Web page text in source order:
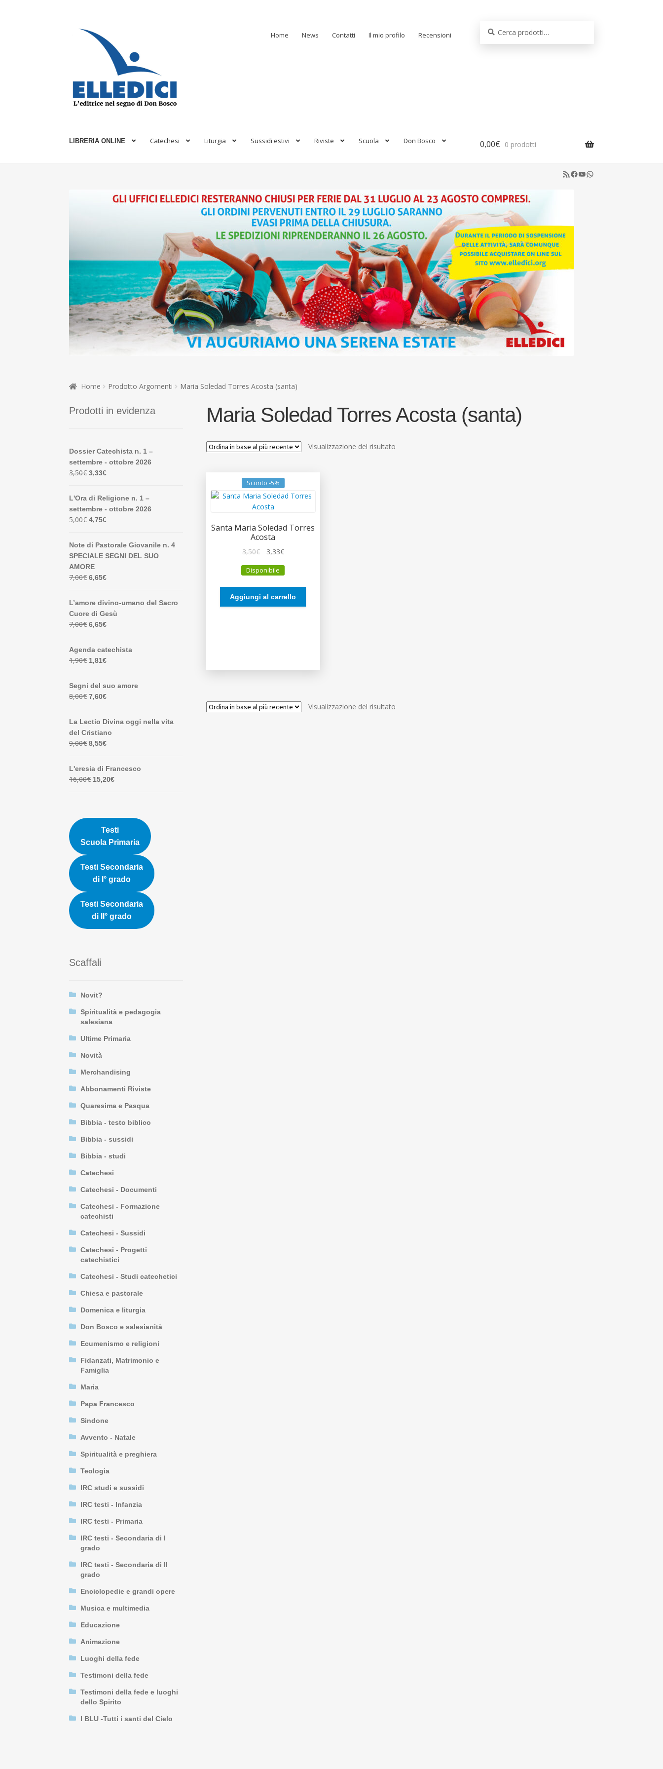
Vai
navigazione
Vai
contenuto
Home News Contatti Il mio profilo Recensioni
LIBRERIA ONLINE Catechesi Liturgia Sussidi estivi Riviste Scuola Don Bosco 0,00€ 0 prodotti
RSS Feed
Facebook
YouTube
WhatsApp
Home Prodotto Argomenti Maria Soledad Torres Acosta (santa)
Maria Soledad Torres Acosta (santa)
Visualizzazione del risultato
Sconto -5%
Santa Maria Soledad Torres
Acosta
3,50€
originale
3,50€.
3,33€Il
attuale
3,33€.
Disponibile
Aggiungi al carrello
Visualizzazione del risultato
Prodotti in evidenza
Dossier Catechista n. 1 –
settembre - ottobre 2026
3,50€ Il
originale
era:
3,50€.
3,33€Il
attuale
è:
3,33€.
L'Ora di Religione n. 1 –
settembre - ottobre 2026
5,00€ Il
originale
era:
5,00€.
4,75€Il
attuale
è:
Note di Pastorale Giovanile n. 4
SPECIALE SEGNI DEL SUO
AMORE
7,00€ Il
originale
era:
7,00€.
6,65€Il
attuale
6,65€.
L’amore divino-umano del Sacro
Cuore di Gesù
7,00€ Il
originale
era:
7,00€.
6,65€Il
attuale
è:
Agenda catechista
1,90€ Il
originale
era:
1,90€.
1,81€Il
è:
Segni del suo amore
8,00€ Il
originale
era:
8,00€.
7,60€Il
attuale
7,60€.
La Lectio Divina oggi nella vita
del Cristiano
9,00€ Il
originale
era:
9,00€.
8,55€Il
attuale
è:
L'eresia di Francesco
16,00€ Il
15,20€Il
15,20€.
Testi
Scuola Primaria
Testi Secondaria
di I° grado
Testi Secondaria
di II° grado
Scaffali
Novit?
Spiritualità e pedagogia
salesiana
Ultime Primaria
Novità
Merchandising
Abbonamenti Riviste
Quaresima e Pasqua
Bibbia - testo biblico
Bibbia - sussidi
Bibbia - studi
Catechesi
Catechesi - Documenti
Catechesi - Formazione
catechisti
Catechesi - Sussidi
Catechesi - Progetti
catechistici
Catechesi - Studi catechetici
Chiesa e pastorale
Domenica e liturgia
Don Bosco e salesianità
Ecumenismo e religioni
Fidanzati, Matrimonio e
Famiglia
Maria
Papa Francesco
Sindone
Avvento - Natale
Spiritualità e preghiera
Teologia
IRC studi e sussidi
IRC testi - Infanzia
IRC testi - Primaria
IRC testi - Secondaria di I
grado
IRC testi - Secondaria di II
grado
Enciclopedie e grandi opere
Musica e multimedia
Educazione
Animazione
Luoghi della fede
Testimoni della fede
Testimoni della fede e luoghi
dello Spirito
I BLU -Tutti i santi del Cielo